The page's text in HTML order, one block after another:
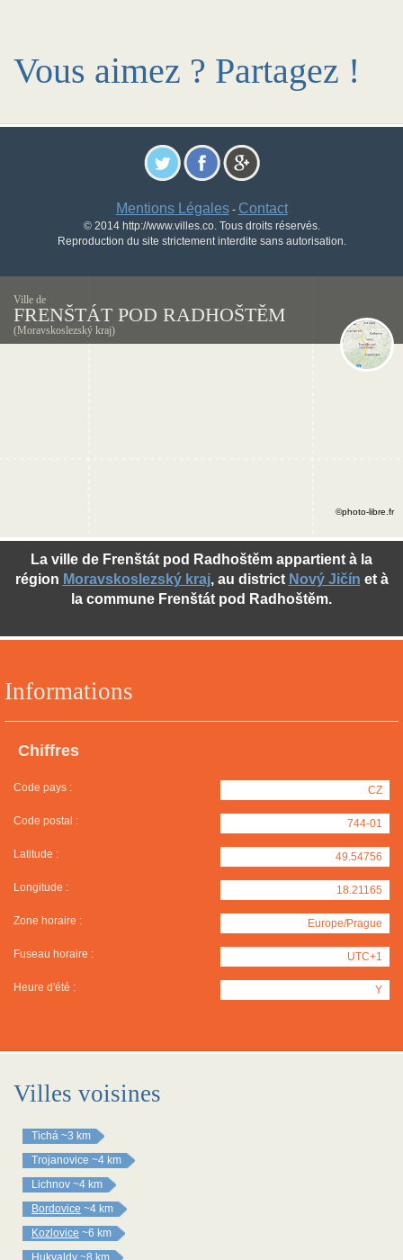
Vous aimez ? Partagez !
Mentions Légales- Contact
© 2014 http://www.villes.co. Tous droits réservés.
Reproduction du site strictement interdite sans autorisation.
Ville de
FRENŠTÁT POD RADHOŠTĚM
(Moravskoslezský kraj)
Informations
Chiffres
Code pays : CZ
Code postal : 744-01
Latitude : 49.54756
Longitude : 18.21165
Zone horaire : Europe/Prague
Fuseau horaire : UTC+1
Heure d'été : Y
La ville de Frenštát pod Radhoštěm appartient à la
région Moravskoslezský kraj, au district Nový Jičín et à
la commune Frenštát pod Radhoštěm.
©photo-libre.fr
Villes voisines
Tichá ~3 km
Trojanovice ~4 km
Lichnov ~4 km
Bordovice ~4 km
Kozlovice ~6 km
Hukvaldy ~8 km